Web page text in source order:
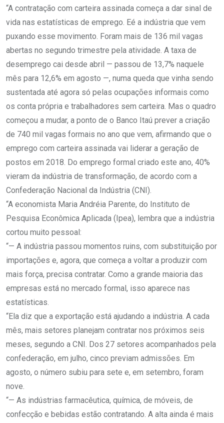
“A contratação com carteira assinada começa a dar sinal de
vida nas estatísticas de emprego. Eé a indústria que vem
puxando esse movimento. Foram mais de 136 mil vagas
abertas no segundo trimestre pela atividade. A taxa de
desemprego cai desde abril — passou de 13,7% naquele
mês para 12,6% em agosto —, numa queda que vinha sendo
sustentada até agora só pelas ocupações informais como
os conta própria e trabalhadores sem carteira. Mas o quadro
começou a mudar, a ponto de o Banco Itaú prever a criação
de 740 mil vagas formais no ano que vem, afirmando que o
emprego com carteira assinada vai liderar a geração de
postos em 2018. Do emprego formal criado este ano, 40%
vieram da indústria de transformação, de acordo com a
Confederação Nacional da Indústria (CNI).
“A economista Maria Andréia Parente, do Instituto de
Pesquisa Econômica Aplicada (Ipea), lembra que a indústria
cortou muito pessoal:
“— A indústria passou momentos ruins, com substituição por
importações e, agora, que começa a voltar a produzir com
mais força, precisa contratar. Como a grande maioria das
empresas está no mercado formal, isso aparece nas
estatísticas.
“Ela diz que a exportação está ajudando a indústria. A cada
mês, mais setores planejam contratar nos próximos seis
meses, segundo a CNI. Dos 27 setores acompanhados pela
confederação, em julho, cinco previam admissões. Em
agosto, o número subiu para sete e, em setembro, foram
nove.
“— As indústrias farmacêutica, química, de móveis, de
confecção e bebidas estão contratando. A alta ainda é mais